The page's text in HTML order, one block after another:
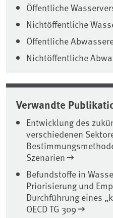
Öffentliche
Nichtöffentliche
Öffentliche
Nichtöffentliche
Verwandte
Entwicklung des
verschiedenen
Szenarien
Befundstoffe in
Priorisierung und
Durchführung eines
OECD TG 309